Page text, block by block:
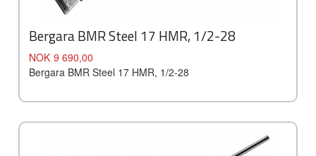
Bergara BMR Steel 17 HMR, 1/2-28
Pris
NOK 9 690,00
Bergara BMR Steel 17 HMR, 1/2-28